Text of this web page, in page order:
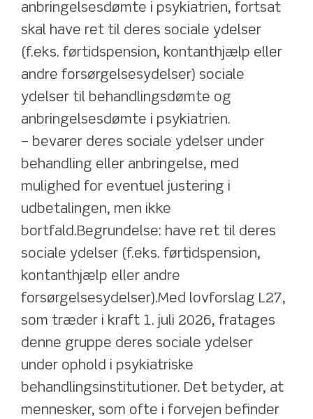
anbringelsesdømte i psykiatrien, fortsat
skal have ret til deres sociale ydelser
(f.eks. førtidspension, kontanthjælp eller
andre forsørgelsesydelser) sociale
ydelser til behandlingsdømte og
anbringelsesdømte i psykiatrien.
– bevarer deres sociale ydelser under
behandling eller anbringelse, med
mulighed for eventuel justering i
udbetalingen, men ikke
bortfald.Begrundelse: have ret til deres
sociale ydelser (f.eks. førtidspension,
kontanthjælp eller andre
forsørgelsesydelser).Med lovforslag L27,
som træder i kraft 1. juli 2026, fratages
denne gruppe deres sociale ydelser
under ophold i psykiatriske
behandlingsinstitutioner. Det betyder, at
mennesker, som ofte i forvejen befinder